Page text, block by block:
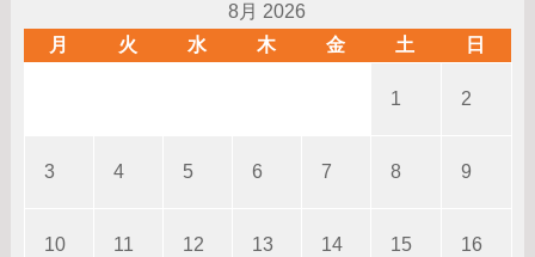
8月 2026
月
火 水 木 金 土 日
1 2
3 4 5 6 7 8 9
10 11 12 13 14 15 16